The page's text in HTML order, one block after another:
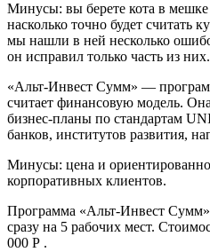
Минусы: вы берете кота в
насколько точно будет считать
мы нашли в ней несколько
он исправил только часть из них.
«Альт-Инвест Сумм» —
считает финансовую модель.
бизнес-планы по стандартам
банков, институтов
Минусы: цена и
корпоративных клиентов.
Программа «Альт-Инвест Сумм»
сразу на 5 рабочих мест.
000 Р .